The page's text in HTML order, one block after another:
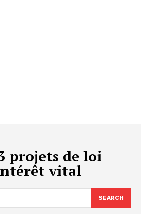
projets de loi
vital
SEARCH